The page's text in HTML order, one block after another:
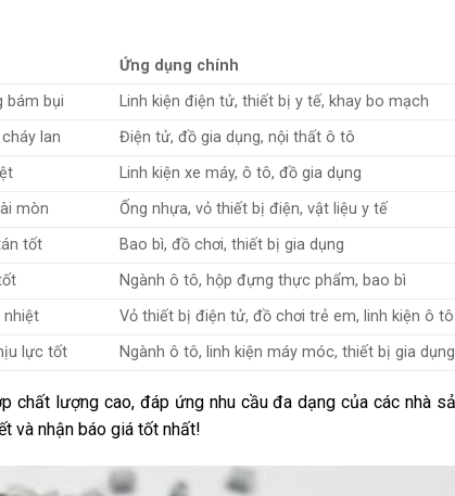
Ứng dụng chính
bám bụi
Linh kiện điện tử, thiết bị y tế, khay bo mạch
lan
Điện tử, đồ gia dụng, nội thất ô tô
Linh kiện xe máy, ô tô, đồ gia dụng
mòn
Ống nhựa, vỏ thiết bị điện, vật liệu y tế
tốt
Bao bì, đồ chơi, thiết bị gia dụng
Ngành ô tô, hộp đựng thực phẩm, bao bì
nhiệt
Vỏ thiết bị điện tử, đồ chơi trẻ em, linh kiện ô tô
lực tốt Ngành ô tô, linh kiện máy móc, thiết bị gia dụng
lượng cao, đáp ứng nhu cầu đa dạng của các nhà
và nhận báo giá tốt nhất!